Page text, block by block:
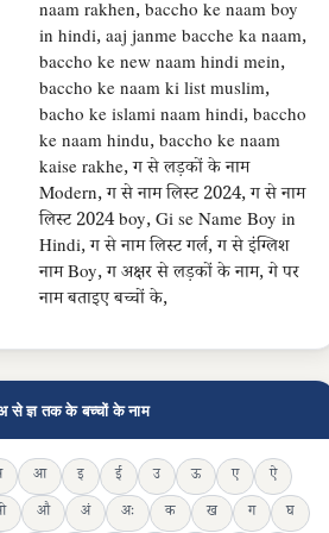
naam rakhen, baccho ke naam boy
in hindi, aaj janme bacche ka naam,
baccho ke new naam hindi mein,
baccho ke naam ki list muslim,
bacho ke islami naam hindi, baccho
ke naam hindu, baccho ke naam
kaise rakhe, ग से लड़कों के नाम
Modern, ग से नाम लिस्ट 2024, ग से नाम
लिस्ट 2024 boy, Gi se Name Boy in
Hindi, ग से नाम लिस्ट गर्ल, ग से इंग्लिश
नाम Boy, ग अक्षर से लड़कों के नाम, गे पर
नाम बताइए बच्चों के,
से ज्ञ तक के बच्चों के नाम
आ इ ई उ ऊ ए
ऐ
औ अं अः क ख ग घ